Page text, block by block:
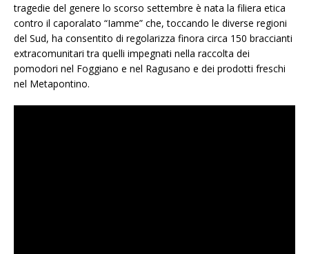
tragedie del genere lo scorso settembre è nata la filiera etica
contro il caporalato “Iamme” che, toccando le diverse regioni
del Sud, ha consentito di regolarizza finora circa 150 braccianti
extracomunitari tra quelli impegnati nella raccolta dei
pomodori nel Foggiano e nel Ragusano e dei prodotti freschi
nel Metapontino.